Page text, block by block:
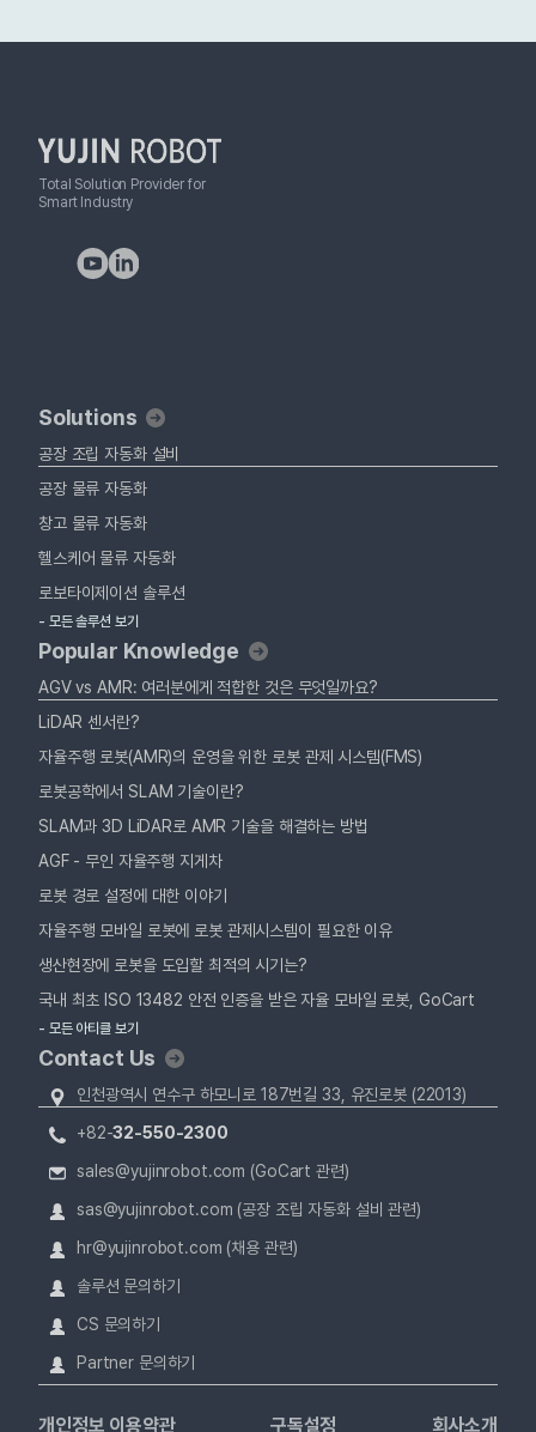
Total Solution Provider for
Smart Industry
Solutions
공장 조립 자동화 설비
공장 물류 자동화
창고 물류 자동화
헬스케어 물류 자동화
로보타이제이션 솔루션
- 모든 솔루션 보기
Popular Knowledge
AGV vs AMR: 여러분에게 적합한 것은 무엇일까요?
LiDAR 센서란?
자율주행 로봇(AMR)의 운영을 위한 로봇 관제 시스템(FMS)
로봇공학에서 SLAM 기술이란?
SLAM과 3D LiDAR로 AMR 기술을 해결하는 방법
AGF - 무인 자율주행 지게차
로봇 경로 설정에 대한 이야기
자율주행 모바일 로봇에 로봇 관제시스템이 필요한 이유
생산현장에 로봇을 도입할 최적의 시기는?
국내 최초 ISO 13482 안전 인증을 받은 자율 모바일 로봇, GoCart
- 모든 아티클 보기
Contact Us
인천광역시 연수구 하모니로 187번길 33, 유진로봇 (22013)
+82-32-550-2300
sales@yujinrobot.com (GoCart 관련)
sas@yujinrobot.com (공장 조립 자동화 설비 관련)
hr@yujinrobot.com (채용 관련)
솔루션 문의하기
CS 문의하기
Partner 문의하기
개인정보 이용약관 구독설정 회사소개